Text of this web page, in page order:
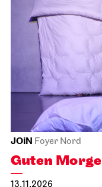
Schauspiel Stuttgart
Wiederaufnahme
Hamlet
19:30 - 22:30